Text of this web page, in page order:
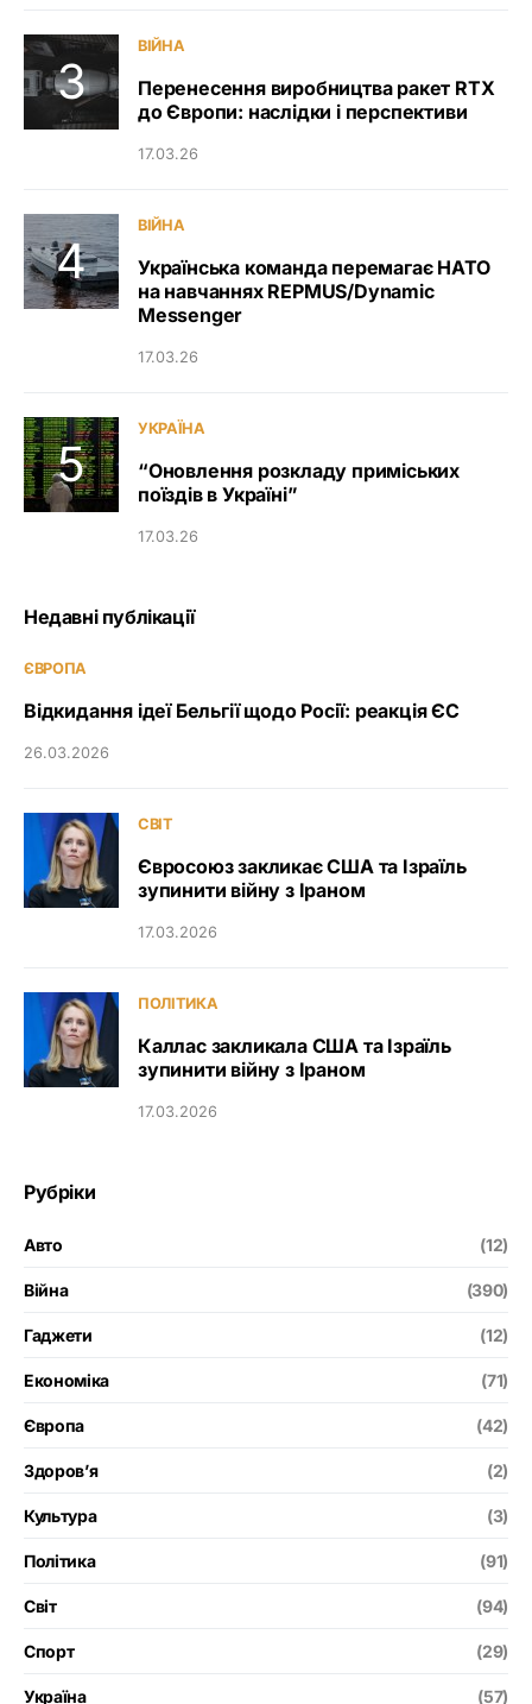
ВІЙНА
Перенесення виробництва ракет RTX
до Європи: наслідки і перспективи
17.03.26
ВІЙНА
Українська команда перемагає НАТО
на навчаннях REPMUS/Dynamic
Messenger
17.03.26
УКРАЇНА
“Оновлення розкладу приміських
поїздів в Україні”
17.03.26
Недавні публікації
ЄВРОПА
Відкидання ідеї Бельгії щодо Росії: реакція ЄС
26.03.2026
СВІТ
Євросоюз закликає США та Ізраїль
зупинити війну з Іраном
17.03.2026
ПОЛІТИКА
Каллас закликала США та Ізраїль
зупинити війну з Іраном
17.03.2026
Рубріки
Авто (12)
Війна (390)
Гаджети (12)
Економіка (71)
Європа (42)
Здоров’я (2)
Культура (3)
Політика (91)
Світ (94)
Спорт (29)
Україна (57)